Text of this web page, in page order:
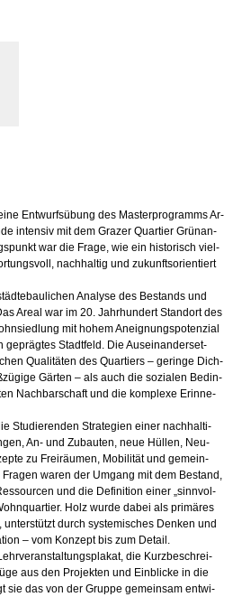
Ent­wurfs­übung des Mas­ter­pro­gramms Ar­
in­ten­siv mit dem Gra­zer Quar­tier Grün­an­
war die Frage, wie ein his­to­risch viel­
nach­hal­tig und zu­kunfts­ori­en­tiert
Ana­ly­se des Be­stands und
Areal war im 20. Jahr­hun­dert Stand­ort des
mit hohem An­eig­nungs­po­ten­zi­al
ge­präg­tes Stadt­feld. Die Aus­ein­an­der­set­
Qua­li­tä­ten des Quar­tiers – ge­rin­ge Dich­
Gär­ten – als auch die so­zia­len Be­din­
Nach­bar­schaft und die kom­ple­xe Er­in­ne­
Stu­die­ren­den Stra­te­gi­en einer nach­hal­ti­
An- und Zu­bau­ten, neue Hül­len, Neu­
zu Frei­räu­men, Mo­bi­li­tät und ge­mein­
waren der Um­gang mit dem Be­stand,
und die De­fi­ni­ti­on einer „sinn­vol­
Holz wurde dabei als pri­mä­res
durch sys­te­mi­sches Den­ken und
– vom Kon­zept bis zum De­tail.
die Kurz­be­schrei­
aus den Pro­jek­ten und Ein­bli­cke in die
sie das von der Grup­pe ge­mein­sam ent­wi­